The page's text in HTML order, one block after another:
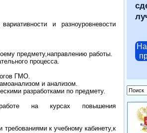
и разноуровневости
предмету,направлению работы.
процесса.
ГМО.
и анализом.
разработками по предмету.
на курсах повышения
к учебному кабинету,к